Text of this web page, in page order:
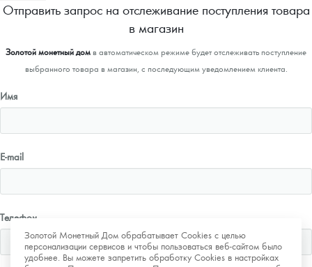
Золотой Монетный Дом обрабатывает Cookies с целью
персонализации сервисов и чтобы пользоваться веб-сайтом было
удобнее. Вы можете запретить обработку Cookies в настройках
Отправить запрос на отслеживание поступления товара
в магазин
Золотой монетный домв автоматическом режиме будет отслеживать поступление
выбранного товара в магазин, с последующим уведомлением клиента.
Имя
E-mail
Телефон